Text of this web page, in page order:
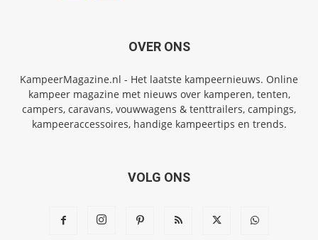
OVER ONS
KampeerMagazine.nl - Het laatste kampeernieuws. Online
kampeer magazine met nieuws over kamperen, tenten,
campers, caravans, vouwwagens & tenttrailers, campings,
kampeeraccessoires, handige kampeertips en trends.
VOLG ONS